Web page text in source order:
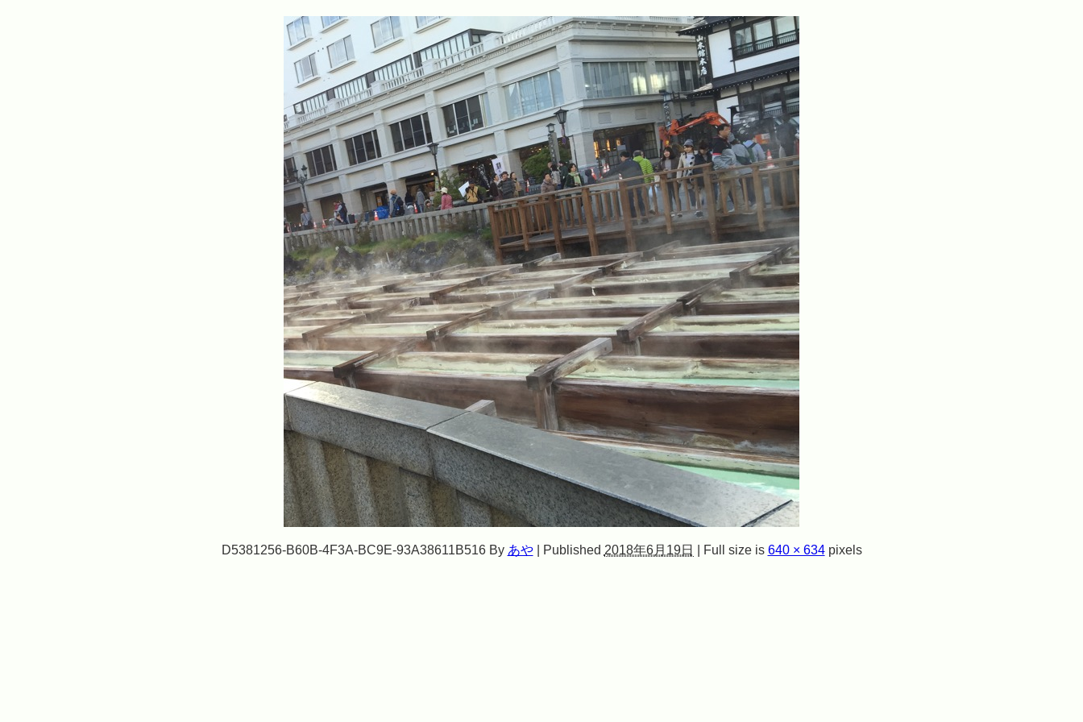
D5381256-B60B-4F3A-BC9E-93A38611B516 By あや Published 2018年6月19日 Full size is 640 × 634pixels